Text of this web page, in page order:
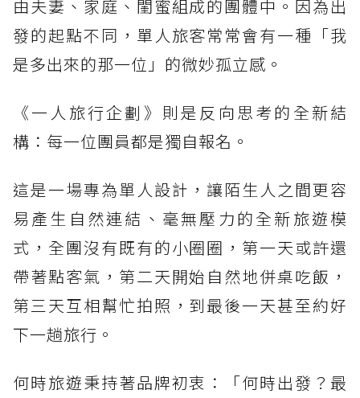
由夫妻、家庭、閨蜜組成的團體中。因為出
發的起點不同，單人旅客常常會有一種「我
是多出來的那一位」的微妙孤立感。
《一人旅行企劃》則是反向思考的全新結
構：每一位團員都是獨自報名。
這是一場專為單人設計，讓陌生人之間更容
易產生自然連結、毫無壓力的全新旅遊模
式，全團沒有既有的小圈圈，第一天或許還
帶著點客氣，第二天開始自然地併桌吃飯，
第三天互相幫忙拍照，到最後一天甚至約好
下一趟旅行。
何時旅遊秉持著品牌初衷：「何時出發？最